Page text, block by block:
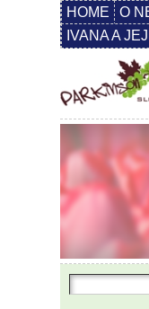
HOME O
IVANA A